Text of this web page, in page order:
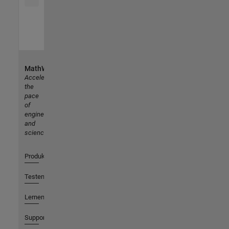
MathWorks
Accelerating
the
pace
of
engineering
and
science
Produkte
Testen oder Kaufen
Lernen
Support